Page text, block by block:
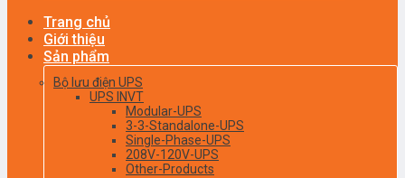
Trang chủ
Giới thiệu
Sản phẩm
Bộ lưu điện UPS
UPS INVT
Modular-UPS
3-3-Standalone-UPS
Single-Phase-UPS
208V-120V-UPS
Other-Products